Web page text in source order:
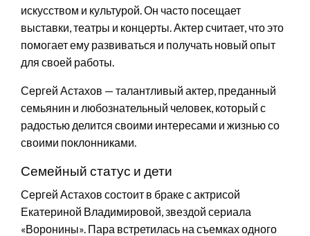
искусством и культурой. Он часто посещает
выставки, театры и концерты. Актер считает, что это
помогает ему развиваться и получать новый опыт
для своей работы.
Сергей Астахов — талантливый актер, преданный
семьянин и любознательный человек, который с
радостью делится своими интересами и жизнью со
своими поклонниками.
Семейный статус и дети
Сергей Астахов состоит в браке с актрисой
Екатериной Владимировой, звездой сериала
«Воронины». Пара встретилась на съемках одного